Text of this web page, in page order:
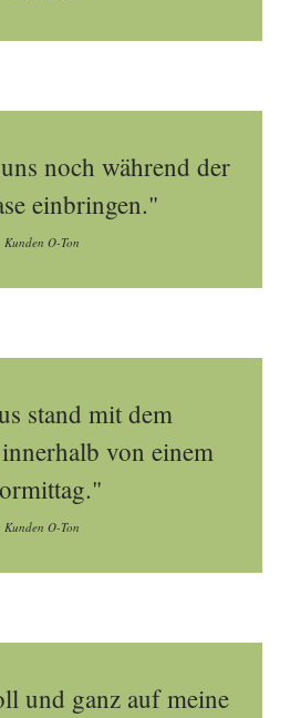
noch während der
einbringen."
Kunden O-Ton
stand mit dem
von einem
Kunden O-Ton
und ganz auf meine